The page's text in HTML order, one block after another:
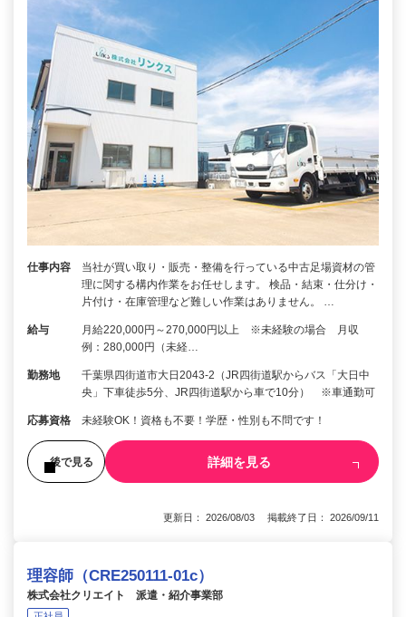
仕事内容
当社が買い取り・販売・整備を行っている中古足場資材の管
理に関する構内作業をお任せします。 検品・結束・仕分け・
片付け・在庫管理など難しい作業はありません。 …
給与
月給220,000円～270,000円以上 ※未経験の場合 月収
例：280,000円（未経…
勤務地
千葉県四街道市大日2043-2（JR四街道駅からバス「大日中
央」下車徒歩5分、JR四街道駅から車で10分） ※車通勤可
応募資格 未経験OK！資格も不要！学歴・性別も不問です！
後で見る 詳細を見る
更新日： 2026/08/03 掲載終了日： 2026/09/11
理容師（CRE250111-01c）
株式会社クリエイト 派遣・紹介事業部